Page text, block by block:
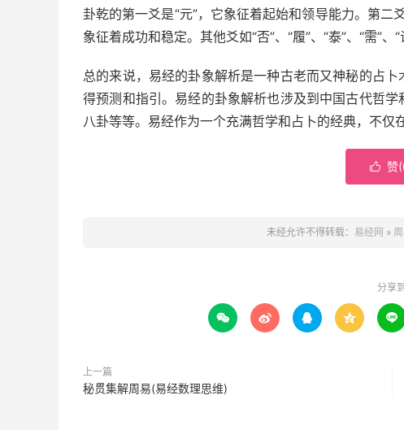
卦乾的第一爻是“元”，它象征着起始和领导能力。第二
象征着成功和稳定。其他爻如“否”、“履”、“泰”、“需”
总的来说，易经的卦象解析是一种古老而又神秘的占
得预测和指引。易经的卦象解析也涉及到中国古代哲
八卦等等。易经作为一个充满哲学和占卜的经典，不仅
 赞(
未经允许不得转载： 易经网 »
分享到
    
上一篇
秘贯集解周易(易经数理思维)